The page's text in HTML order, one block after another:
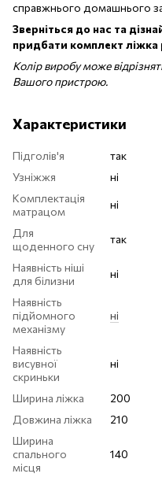
справжнього домашнього
Зверніться до нас та
придбати комплект
Колір виробу може
Вашого пристрою.
Характеристики
Підголів'я
так
Узніжжя
ні
Комплектація
матрацом
ні
Для
щоденного сну
так
Наявність ніші
для білизни
ні
Наявність
підйомного
механізму
ні
Наявність
висувної
скриньки
ні
Ширина ліжка
200
Довжина ліжка
210
Ширина
спального
місця
140